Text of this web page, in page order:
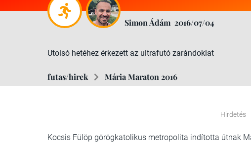
Simon Ádám 2016/07/04
Utolsó hetéhez érkezett az ultrafutó zarándoklat
futas/hirek Mária Maraton 2016
Hirdetés
Kocsis Fülöp görögkatolikus metropolita indította útnak